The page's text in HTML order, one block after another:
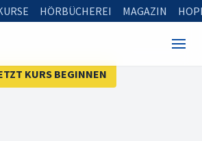
HÖRBÜCHEREI MAGAZIN
KURS BEGINNEN